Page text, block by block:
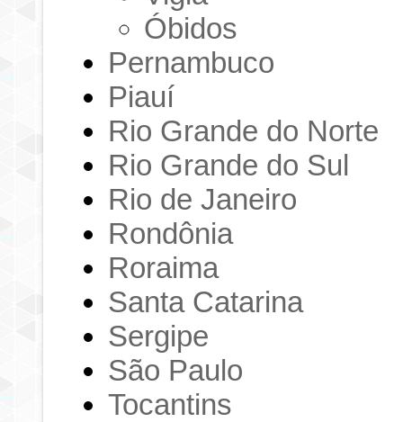
Óbidos
Pernambuco
Piauí
Rio Grande do Norte
Rio Grande do Sul
Rio de Janeiro
Rondônia
Roraima
Santa Catarina
Sergipe
São Paulo
Tocantins